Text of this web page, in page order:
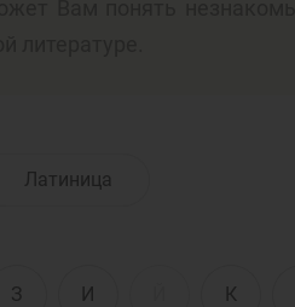
Латиница
З И К